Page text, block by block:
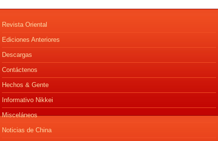
Revista Oriental
Ediciones Anteriores
Descargas
Contáctenos
Hechos & Gente
Informativo Nikkei
Misceláneos
Noticias de China